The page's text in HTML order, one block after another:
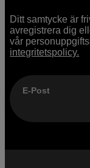
Ditt samtycke är
avregistrera dig
vår
integritetspolicy.
E-Post